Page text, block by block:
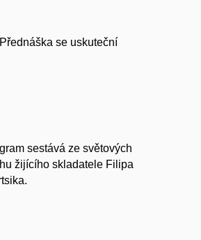
se uskuteční
sestává ze světových
žijícího skladatele Filipa